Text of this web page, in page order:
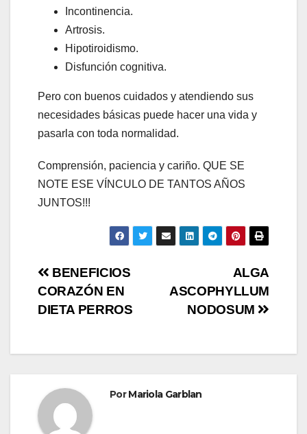
Incontinencia.
Artrosis.
Hipotiroidismo.
Disfunción cognitiva.
Pero con buenos cuidados y atendiendo sus
necesidades básicas puede hacer una vida y
pasarla con toda normalidad.
Comprensión, paciencia y cariño. QUE SE
NOTE ESE VÍNCULO DE TANTOS AÑOS
JUNTOS!!!
Navegación
de
ALGA
ASCOPHYLLUM
NODOSUM
BENEFICIOS
CORAZÓN EN
DIETA PERROS
PorMariola Garblan